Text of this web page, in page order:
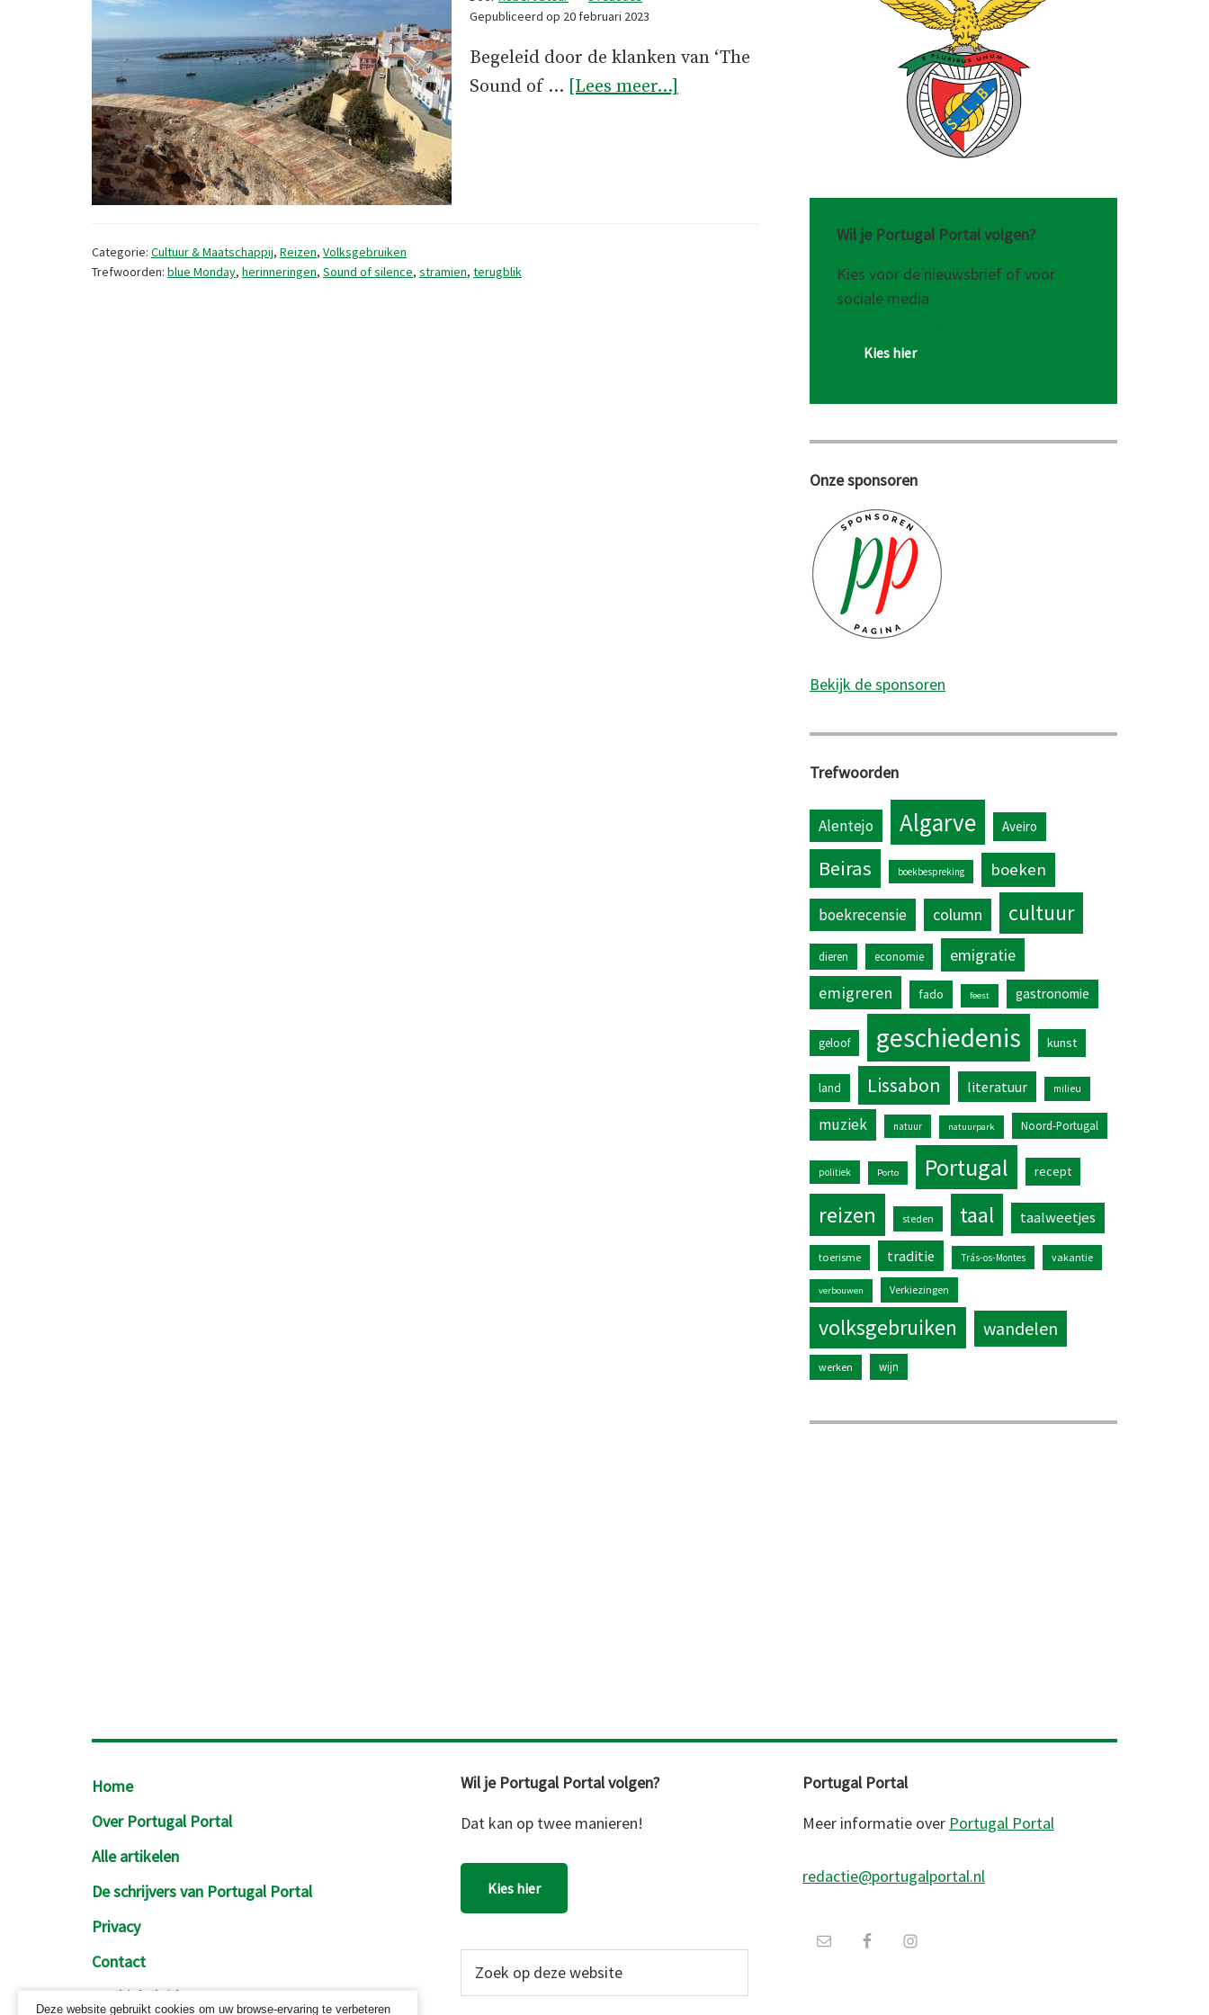
Gepubliceerd op 20 februari 2023
Begeleid door de klanken van ‘The
Sound of … [Lees meer...]
Categorie: Cultuur & Maatschappij, Reizen, Volksgebruiken
Trefwoorden: blue Monday, herinneringen, Sound of silence, stramien, terugblik
Wil je Portugal Portal volgen?
Kies voor de nieuwsbrief of voor
sociale media
Kies hier
Onze sponsoren
Bekijk de sponsoren
Trefwoorden
Alentejo Algarve Aveiro
Beiras boekbespreking boeken
boekrecensie column cultuur
dieren economie
emigratie
emigreren
fado feest gastronomie
geloof geschiedenis kunst
land Lissabon literatuur milieu
muziek natuur natuurpark Noord-Portugal
politiek Porto Portugal recept
reizen steden taal taalweetjes
toerisme traditie Trás-os-Montes vakantie
verbouwen Verkiezingen
volksgebruiken wandelen
werken wijn
Footer
Home
Over Portugal Portal
Alle artikelen
De schrijvers van Portugal Portal
Privacy
Contact
Cookiebeleid
Wil je Portugal Portal volgen?
Dat kan op twee manieren!
Kies hier
Portugal Portal
Meer informatie over Portugal Portal
redactie@portugalportal.nl
Deze website gebruikt cookies om uw browse-ervaring te verbeteren